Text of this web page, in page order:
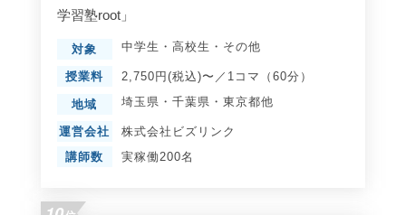
学習塾root」
対象 中学生 ・ 高校生 ・ その他
授業料 2,750円(税込)〜／1コマ（60分）
地域 埼玉県 ・ 千葉県 ・ 東京都他
運営会社
株式会社ビズリンク
講師数
実稼働200名